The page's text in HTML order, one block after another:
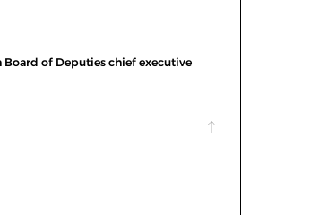
of Deputies chief executive